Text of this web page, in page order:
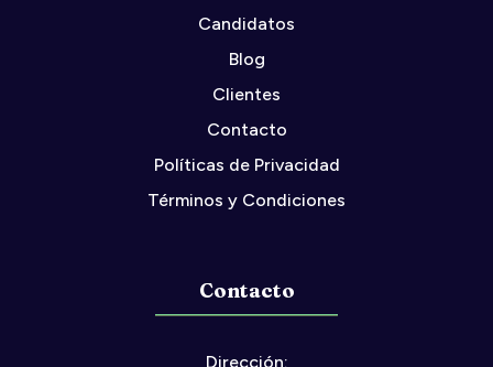
Candidatos
Blog
Clientes
Contacto
Políticas de Privacidad
Términos y Condiciones
Contacto
Dirección: